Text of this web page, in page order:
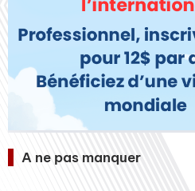
A ne pas manquer